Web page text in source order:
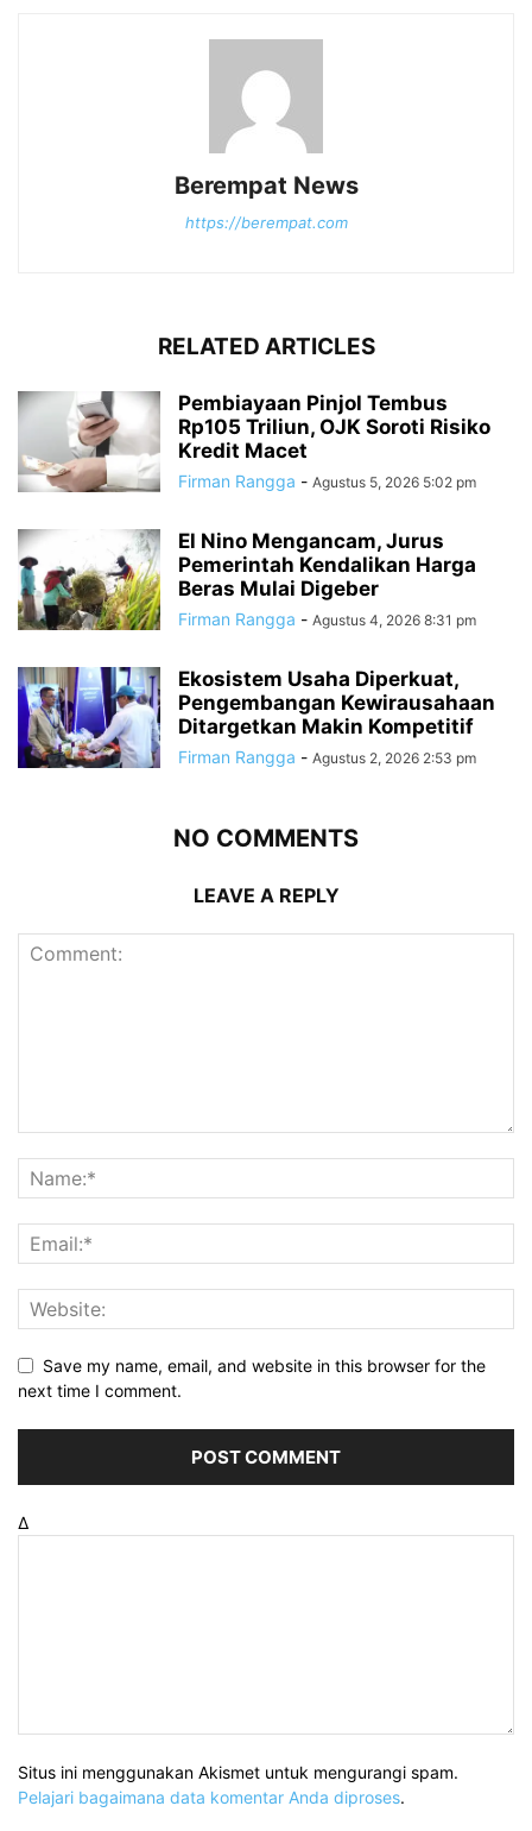
Berempat News
https://berempat.com
RELATED ARTICLES
Pembiayaan Pinjol Tembus
Rp105 Triliun, OJK Soroti Risiko
Kredit Macet
Firman Rangga - Agustus 5, 2026 5:02 pm
El Nino Mengancam, Jurus
Pemerintah Kendalikan Harga
Beras Mulai Digeber
Firman Rangga - Agustus 4, 2026 8:31 pm
Ekosistem Usaha Diperkuat,
Pengembangan Kewirausahaan
Ditargetkan Makin Kompetitif
Firman Rangga - Agustus 2, 2026 2:53 pm
NO COMMENTS
LEAVE A REPLY
Save my name, email, and website in this browser for the
next time I comment.
Δ
Situs ini menggunakan Akismet untuk mengurangi spam.
Pelajari bagaimana data komentar Anda diproses.